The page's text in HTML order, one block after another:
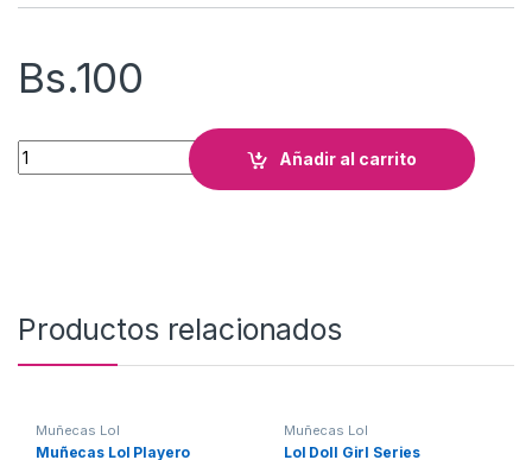
Bs.100
Muñeca Lol OMG cantidad
Añadir al carrito
Productos relacionados
Muñecas Lol
Muñecas Lol Playero
Muñecas Lol
Lol Doll Girl Series